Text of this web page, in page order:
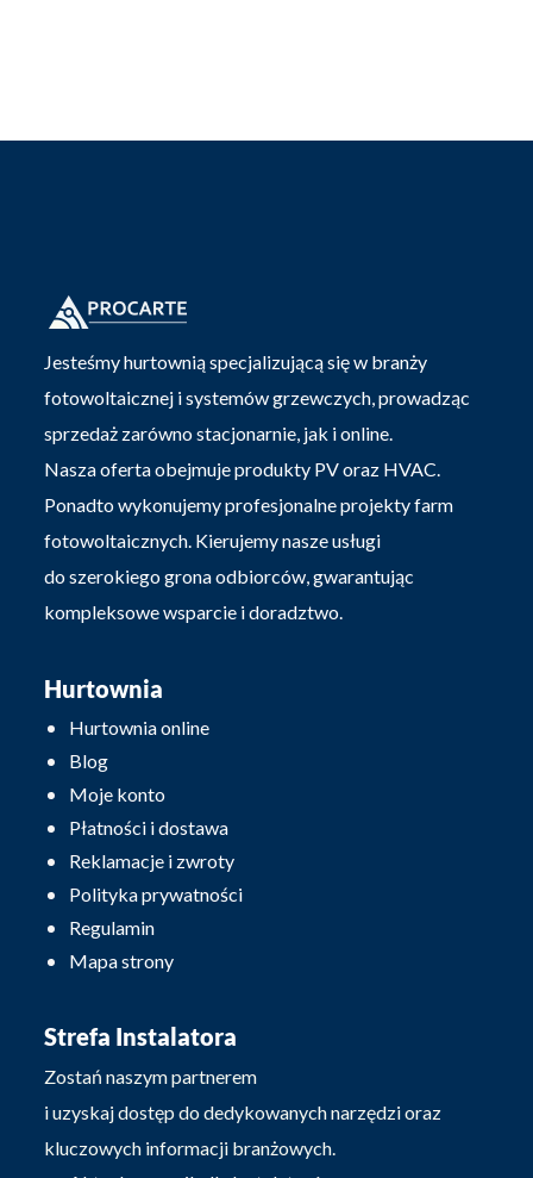
Jesteśmy hurtownią specjalizującą się w branży
fotowoltaicznej i systemów grzewczych, prowadząc
sprzedaż zarówno stacjonarnie, jak i online.
Nasza oferta obejmuje produkty PV oraz HVAC.
Ponadto wykonujemy profesjonalne projekty farm
fotowoltaicznych. Kierujemy nasze usługi
do szerokiego grona odbiorców, gwarantując
kompleksowe wsparcie i doradztwo.
Hurtownia
Hurtownia online
Blog
Moje konto
Płatności i dostawa
Reklamacje i zwroty
Polityka prywatności
Regulamin
Mapa strony
Strefa Instalatora
Zostań naszym partnerem
i uzyskaj dostęp do dedykowanych narzędzi oraz
kluczowych informacji branżowych.